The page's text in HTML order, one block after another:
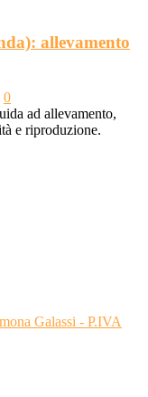
allevamento
0
ad allevamento,
e riproduzione.
Galassi - P.IVA